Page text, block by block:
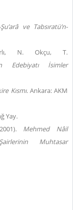
ve Tabsıratü’n-
N. Okçu, T.
Edebiyatı İsimler
Kısmı. Ankara: AKM
Yay.
Mehmed Nâil
Muhtasar